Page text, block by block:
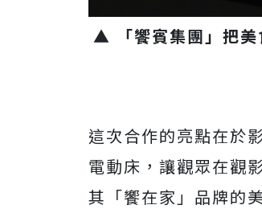
▲ 「饗賓集團」把
這次合作的亮點在於
電動床，讓觀眾在觀
其「饗在家」品牌的